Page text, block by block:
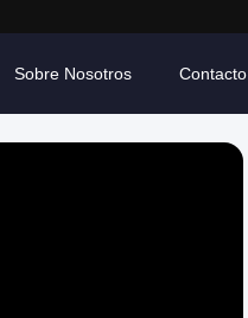
Sobre Nosotros Contacto